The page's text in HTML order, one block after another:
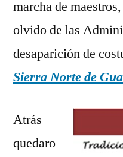
marcha de
olvido de las
desaparición de
Sierra Norte de
Atrás
quedaro